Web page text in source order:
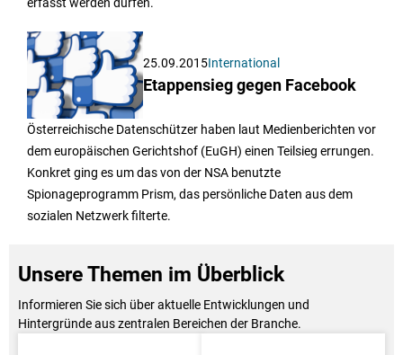
erfasst werden dürfen.
25.09.2015International
Etappensieg gegen Facebook
Österreichische Datenschützer haben laut Medienberichten vor
dem europäischen Gerichtshof (EuGH) einen Teilsieg errungen.
Konkret ging es um das von der NSA benutzte
Spionageprogramm Prism, das persönliche Daten aus dem
sozialen Netzwerk filterte.
Unsere Themen im Überblick
Informieren Sie sich über aktuelle Entwicklungen und
Hintergründe aus zentralen Bereichen der Branche.